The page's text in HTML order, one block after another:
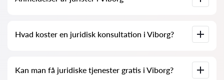
Vi sletter ikke negative anmeldelser, og det er ikke muligt at
Hvad koster en juridisk konsultation i Viborg?
(priserne kan variere afhængigt af spørgsmålets
kompleksitet og svarform).
Kan man få juridiske tjenester gratis i Viborg?